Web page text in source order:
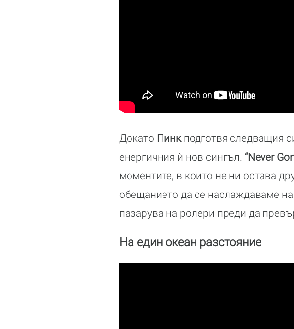
Докато Пинкподготвя следващия
енергичния ѝ нов сингъл. “Never
моментите, в които не ни остава
обещанието да се наслаждаваме
пазарува на ролери преди да
На един океан разстояние